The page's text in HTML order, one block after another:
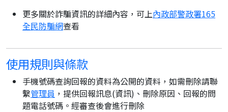
更多關於詐騙資訊的詳細內容，可上內政部警政署165
全民防騙網查看
使用規則與條款
手機號碼查詢回報的資料為公開的資料，如需刪除請聯
繫管理員 ，提供回報訊息(資訊)、刪除原因、回報的問
題電話號碼。經審查後會進行刪除